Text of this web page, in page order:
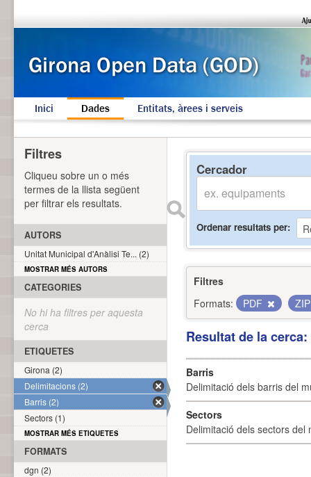
Inici Dades Entitats, àrees i serveis
Cercador
Ordenar resultats per
Filtres
Formats:
PDF
Resultat de la
Barris
Delimitació dels barris del
Sectors
Delimitació dels sectors del
Filtres
Cliqueu sobre un o més
termes de la llista següent
per filtrar els resultats.
AUTORS
Unitat Municipal d'Anàlisi Te... (2)
MOSTRAR MÉS AUTORS
CATEGORIES
No hi ha filtres per aquesta
cerca
ETIQUETES
Girona (2)
Delimitacions (2)
Barris (2)
Sectors (1)
MOSTRAR MÉS ETIQUETES
FORMATS
dgn (2)